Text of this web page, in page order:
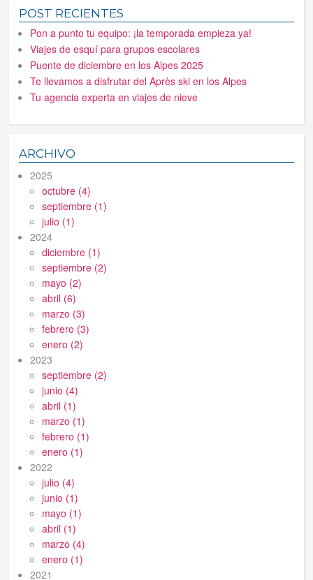
POST RECIENTES
Pon a punto tu equipo: ¡la temporada empieza ya!
Viajes de esquí para grupos escolares
Puente de diciembre en los Alpes 2025
Te llevamos a disfrutar del Après ski en los Alpes
Tu agencia experta en viajes de nieve
ARCHIVO
2025
octubre (4)
septiembre (1)
julio (1)
2024
diciembre (1)
septiembre (2)
mayo (2)
abril (6)
marzo (3)
febrero (3)
enero (2)
2023
septiembre (2)
junio (4)
abril (1)
marzo (1)
febrero (1)
enero (1)
2022
julio (4)
junio (1)
mayo (1)
abril (1)
marzo (4)
enero (1)
2021